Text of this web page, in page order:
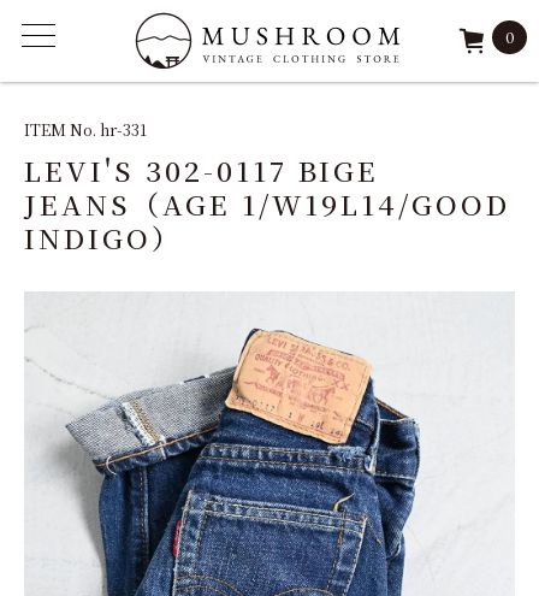
FEATURE
ARCHIVE
SOLD
STAFF
0
ITEM No. hr-331
LEVI'S 302-0117 BIGE
JEANS（AGE 1/W19L14/GOOD
INDIGO）